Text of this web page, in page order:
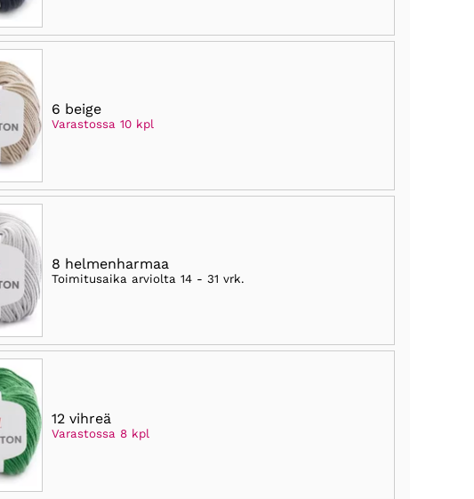
6 beige
Varastossa 10 kpl
8 helmenharmaa
Toimitusaika arviolta 14 - 31 vrk.
12 vihreä
Varastossa 8 kpl